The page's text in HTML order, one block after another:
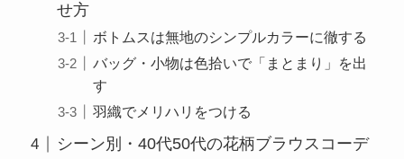
せ方
ボトムスは無地のシンプルカラーに徹する
バッグ・小物は色拾いで「まとまり」を出
す
羽織でメリハリをつける
シーン別・40代50代の花柄ブラウスコーデ